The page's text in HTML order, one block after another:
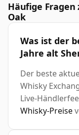
Häufige Fragen
Oak
Was ist der
Jahre alt
Der beste
Whisky
Live-
Whisky-Preise